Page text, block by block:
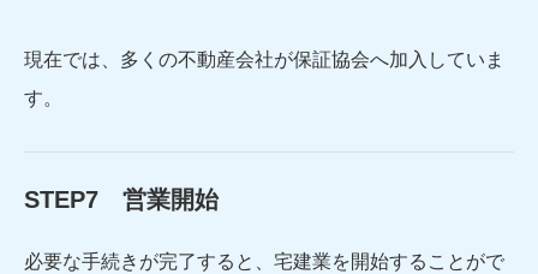
現在では、多くの不動産会社が保証協会へ加入していま
す。
STEP7 営業開始
必要な手続きが完了すると、宅建業を開始することがで